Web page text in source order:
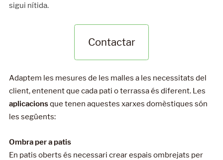
sigui nítida.
Contactar
Adaptem les mesures de les malles a les necessitats del
client, entenent que cada pati o terrassa és diferent. Les
aplicacionsque tenen aquestes xarxes domèstiques són
les següents:
Ombra per a patis
En patis oberts és necessari crear espais ombrejats per